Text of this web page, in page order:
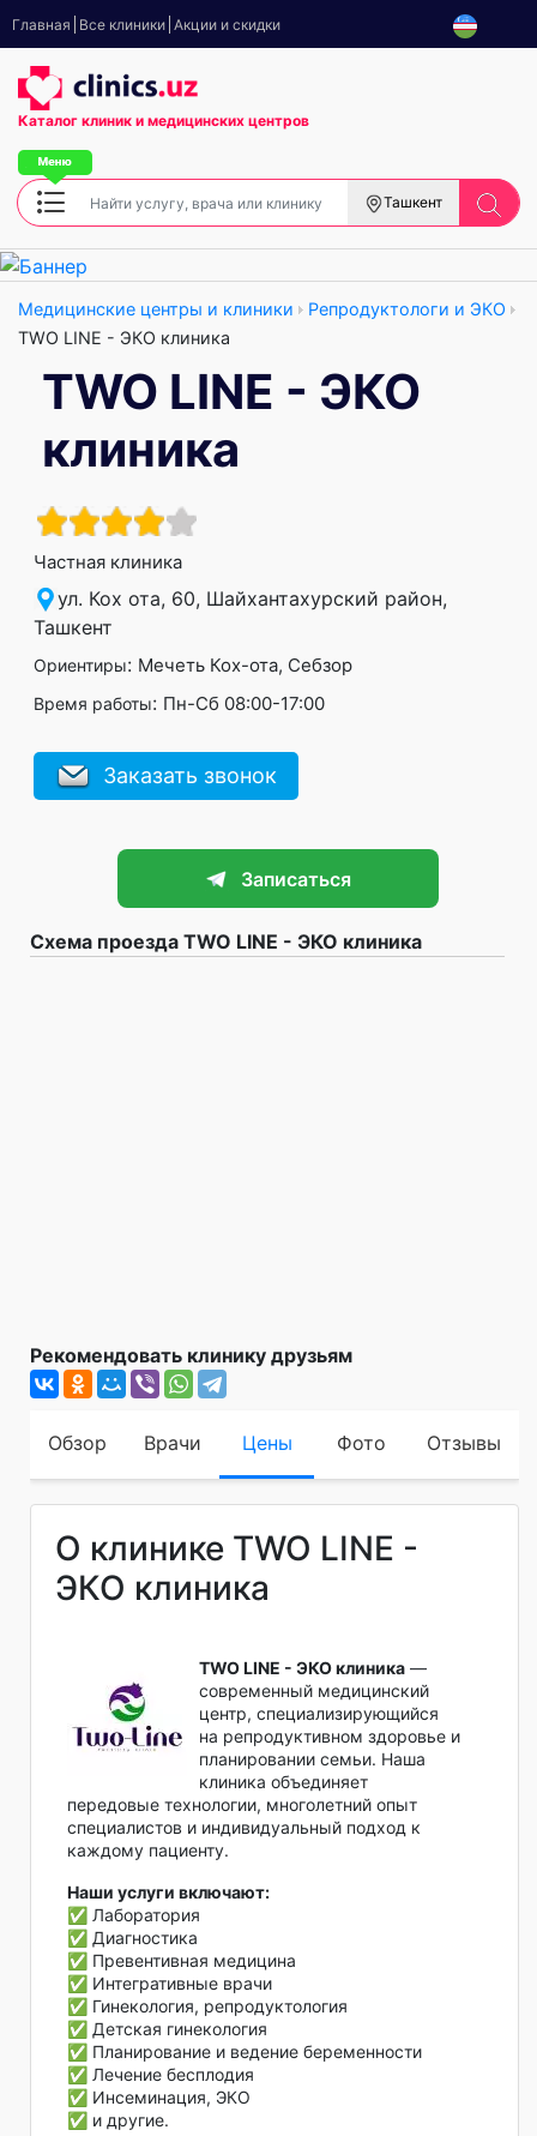
Главная Все клиники Акции и скидки
Каталог клиник и медицинских центров
Ташкент
Медицинские центры и клиники
Репродуктологи и ЭКО
TWO LINE - ЭКО клиника
TWO LINE - ЭКО
клиника
Частная клиника
ул. Кох ота, 60, Шайхантахурский район,
Ташкент
Ориентиры: Мечеть Кох-ота, Себзор
Время работы: Пн-Сб 08:00-17:00
Заказать звонок
Записаться
Схема проезда TWO LINE - ЭКО клиника
Рекомендовать клинику друзьям
Обзор Врачи Цены Фото Отзывы
О клинике TWO LINE -
ЭКО клиника
TWO LINE - ЭКО клиника —
современный медицинский
центр, специализирующийся
на репродуктивном здоровье и
планировании семьи. Наша
клиника объединяет
передовые технологии, многолетний опыт
специалистов и индивидуальный подход к
каждому пациенту.
Наши услуги включают:
✅ Лаборатория
✅ Диагностика
✅ Превентивная медицина
✅ Интегративные врачи
✅ Гинекология, репродуктология
✅ Детская гинекология
✅ Планирование и ведение беременности
✅ Лечение бесплодия
✅ Инсеминация, ЭКО
✅ и другие.